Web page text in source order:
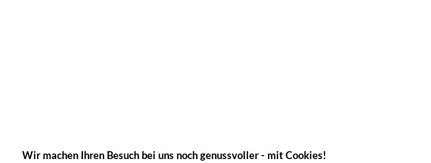
Wir machen Ihren Besuch bei uns noch genussvoller - mit Cookies!